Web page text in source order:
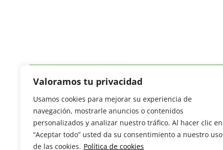
Valoramos tu privacidad
Usamos cookies para mejorar su experiencia de
navegación, mostrarle anuncios o contenidos
personalizados y analizar nuestro tráfico. Al hacer clic en
“Aceptar todo” usted da su consentimiento a nuestro uso
de las cookies. Política de cookies
Revista del Sector Hortofrutícola
C/ Presidente Cárdenas nº 10.
41013 Sevilla. ESPAÑA
Tel: (+34) 954 25 88 51